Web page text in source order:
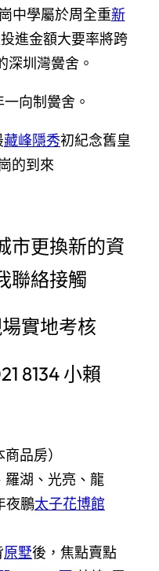
崗中學屬於周全重新
進金額大要率將跨
深圳灣黌舍。
向制黌舍。
藏峰隱秀初紀念舊皇
的到來
市更換新的資
聯絡接觸
實地考核
8134 小賴
品房）
羅湖、光亮、龍
夜鵬太子花博館
原墅後，焦點賣點